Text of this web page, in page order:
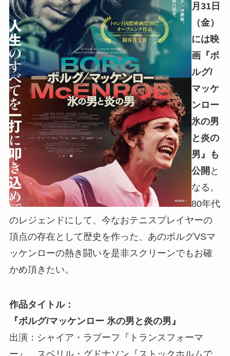
月31日
（金）
には映
画『ボ
ルグ/
マッケ
ンロー
氷の男
と炎の
男』も
公開 と
なる。
80年代
のレジェンドにして、今なおテニスプレイヤーの
頂点の存在として歴史を作った、あのボルグVSマ
ッケンローの熱き闘いを是非スクリーンでもお確
かめ頂きたい。
作品タイトル：
『ボルグ/マッケンロー 氷の男と炎の男』
出演：シャイア・ラブーフ『トランスフォーマ
ー』、スベリル・グドナソン『ストックホルムで